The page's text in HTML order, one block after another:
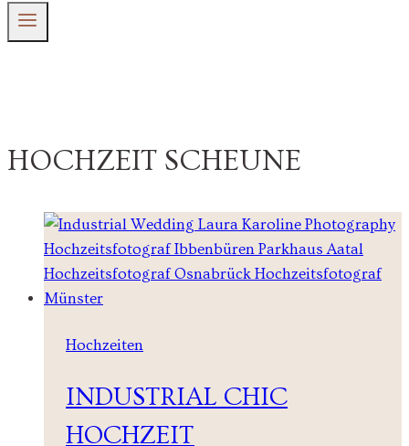
HOCHZEIT SCHEUNE
Hochzeiten
INDUSTRIAL CHIC
HOCHZEIT